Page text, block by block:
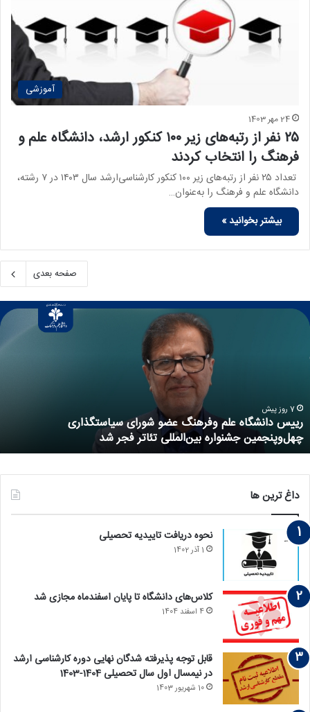
آموزشی
24 مهر 1403
۲۵ نفر از رتبه‌های زیر ۱۰۰ کنکور ارشد، دانشگاه علم و
فرهنگ را انتخاب کردند
تعداد ۲۵ نفر از رتبه‌های زیر ۱۰۰ کنکور کارشناسی‌ارشد سال ۱۴۰۳ در ۷ رشته،
دانشگاه علم و فرهنگ را به‌عنوان…
بیشتر بخوانید »
صفحه بعدی
7 روز پیش
رییس دانشگاه علم وفرهنگ عضو شورای سیاستگذاری
چهل‌وپنجمین جشنواره بین‌المللی تئاتر فجر شد
داغ ترین ها
نحوه دریافت تاییدیه تحصیلی
1 آذر 1402
کلاس‌های دانشگاه تا پایان اسفندماه مجازی شد
4 اسفند 1404
قابل توجه پذیرفته‏ شدگان نهایی دوره کارشناسی ارشد
در نیمسال اول سال تحصیلی 1404-1403
10 شهریور 1403